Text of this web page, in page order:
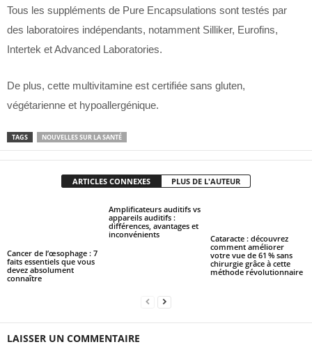
Tous les suppléments de Pure Encapsulations sont testés par
des laboratoires indépendants, notamment Silliker, Eurofins,
Intertek et Advanced Laboratories.
De plus, cette multivitamine est certifiée sans gluten,
végétarienne et hypoallergénique.
TAGS NOUVELLES SUR LA SANTÉ
ARTICLES CONNEXES PLUS DE L'AUTEUR
Cancer de l’œsophage : 7
faits essentiels que vous
devez absolument
connaître
Amplificateurs auditifs vs
appareils auditifs :
différences, avantages et
inconvénients
Cataracte : découvrez
comment améliorer
votre vue de 61 % sans
chirurgie grâce à cette
méthode révolutionnaire
LAISSER UN COMMENTAIRE